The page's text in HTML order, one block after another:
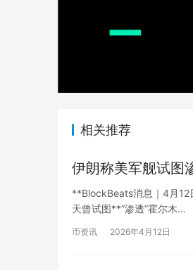
相关推荐
伊朗称美军舰试图
**BlockBeats消息｜4月12
天曾试图**“渗透”霍尔木…
币资讯 2026年4月12日